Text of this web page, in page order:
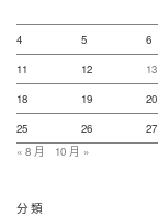
4
5 6
11
12 13
18
19 20
25
26 27
« 8 月
10 月 »
分類